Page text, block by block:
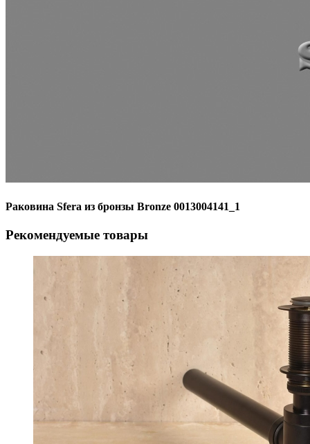
Раковина Sfera из бронзы Bronze 0013004141_1
Рекомендуемые товары